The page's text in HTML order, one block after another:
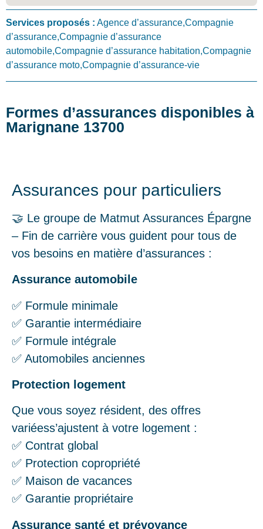
Services proposés : Agence d’assurance,Compagnie
d’assurance,Compagnie d’assurance
automobile,Compagnie d’assurance habitation,Compagnie
d’assurance moto,Compagnie d’assurance-vie
Formes d’assurances disponibles à
Marignane 13700
Assurances pour particuliers
🤝 Le groupe de Matmut Assurances Épargne
– Fin de carrière vous guident pour tous de
vos besoins en matière d’assurances :
Assurance automobile
✅ Formule minimale
✅ Garantie intermédiaire
✅ Formule intégrale
✅ Automobiles anciennes
Protection logement
Que vous soyez résident, des offres
variéess’ajustent à votre logement :
✅ Contrat global
✅ Protection copropriété
✅ Maison de vacances
✅ Garantie propriétaire
Assurance santé et prévoyance